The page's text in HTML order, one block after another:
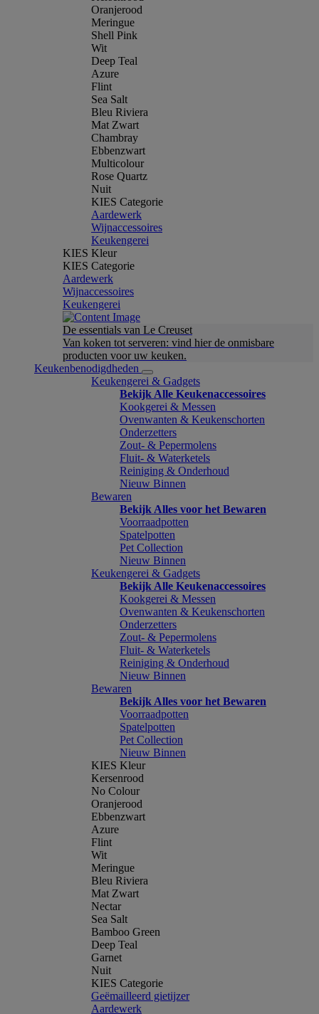
Oranjerood
Meringue
Shell Pink
Wit
Deep Teal
Azure
Flint
Sea Salt
Bleu Riviera
Mat Zwart
Chambray
Ebbenzwart
Multicolour
Rose Quartz
Nuit
KIES Categorie
Aardewerk
Wijnaccessoires
Keukengerei
KIES Kleur
KIES Categorie
Aardewerk
Wijnaccessoires
Keukengerei
De essentials van Le Creuset
Van koken tot serveren: vind hier de onmisbare
producten voor uw keuken.
Keukenbenodigdheden
Keukengerei & Gadgets
Bekijk Alle Keukenaccessoires
Kookgerei & Messen
Ovenwanten & Keukenschorten
Onderzetters
Zout- & Pepermolens
Fluit- & Waterketels
Reiniging & Onderhoud
Nieuw Binnen
Bewaren
Bekijk Alles voor het Bewaren
Voorraadpotten
Spatelpotten
Pet Collection
Nieuw Binnen
Keukengerei & Gadgets
Bekijk Alle Keukenaccessoires
Kookgerei & Messen
Ovenwanten & Keukenschorten
Onderzetters
Zout- & Pepermolens
Fluit- & Waterketels
Reiniging & Onderhoud
Nieuw Binnen
Bewaren
Bekijk Alles voor het Bewaren
Voorraadpotten
Spatelpotten
Pet Collection
Nieuw Binnen
KIES Kleur
Kersenrood
No Colour
Oranjerood
Ebbenzwart
Azure
Flint
Wit
Meringue
Bleu Riviera
Mat Zwart
Nectar
Sea Salt
Bamboo Green
Deep Teal
Garnet
Nuit
KIES Categorie
Geëmailleerd gietijzer
Aardewerk